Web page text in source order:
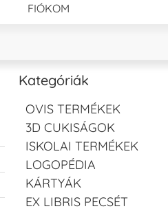
FIÓKOM
Kategóriák
OVIS TERMÉKEK
3D CUKISÁGOK
ISKOLAI TERMÉKEK
LOGOPÉDIA
KÁRTYÁK
EX LIBRIS PECSÉT